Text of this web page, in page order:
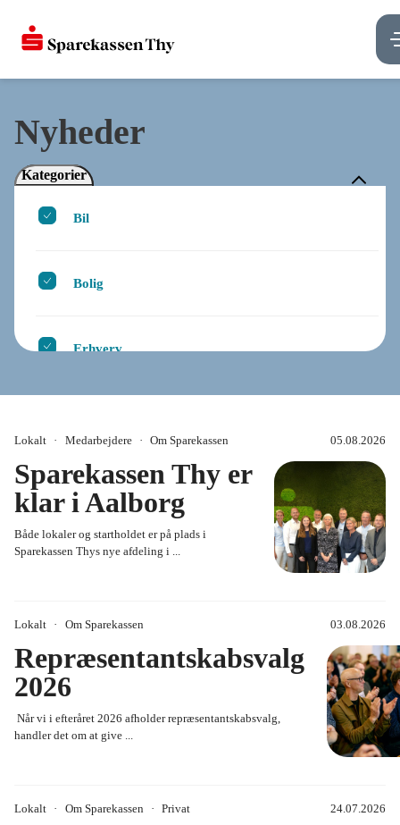
Nyheder
Kategorier
Bil
Bolig
Erhverv
Kundeoplevelser
Lokalt
Pension
Priser og renter
Lokalt Medarbejdere Om Sparekassen 05.08.2026
Sparekassen Thy er
klar i Aalborg
Både lokaler og startholdet er på plads i
Sparekassen Thys nye afdeling i ...
Lokalt Om Sparekassen 03.08.2026
Repræsentantskabsvalg
2026
Når vi i efteråret 2026 afholder repræsentantskabsvalg,
handler det om at give ...
Lokalt Om Sparekassen Privat 24.07.2026